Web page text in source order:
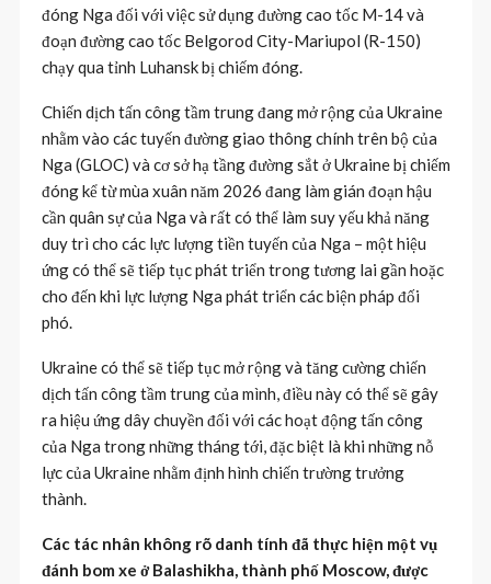
đóng Nga đối với việc sử dụng đường cao tốc M-14 và
đoạn đường cao tốc Belgorod City-Mariupol (R-150)
chạy qua tỉnh Luhansk bị chiếm đóng.
Chiến dịch tấn công tầm trung đang mở rộng của Ukraine
nhằm vào các tuyến đường giao thông chính trên bộ của
Nga (GLOC) và cơ sở hạ tầng đường sắt ở Ukraine bị chiếm
đóng kể từ mùa xuân năm 2026 đang làm gián đoạn hậu
cần quân sự của Nga và rất có thể làm suy yếu khả năng
duy trì cho các lực lượng tiền tuyến của Nga – một hiệu
ứng có thể sẽ tiếp tục phát triển trong tương lai gần hoặc
cho đến khi lực lượng Nga phát triển các biện pháp đối
phó.
Ukraine có thể sẽ tiếp tục mở rộng và tăng cường chiến
dịch tấn công tầm trung của mình, điều này có thể sẽ gây
ra hiệu ứng dây chuyền đối với các hoạt động tấn công
của Nga trong những tháng tới, đặc biệt là khi những nỗ
lực của Ukraine nhằm định hình chiến trường trưởng
thành.
Các tác nhân không rõ danh tính đã thực hiện một vụ
đánh bom xe ở Balashikha, thành phố Moscow, được